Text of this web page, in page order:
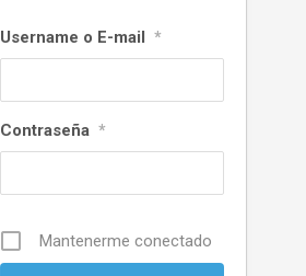
Username o E-mail *
Contraseña *
Mantenerme conectado